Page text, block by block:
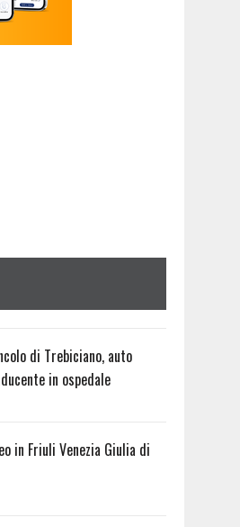
di Trebiciano, auto
in ospedale
in Friuli Venezia Giulia di